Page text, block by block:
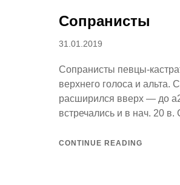
Сопранисты
Posted
31.01.2019
Сопранисты певцы-
верхнего голоса и альта.
расширился вверх — до
встречались и в нач. 20
CONTINUE READING